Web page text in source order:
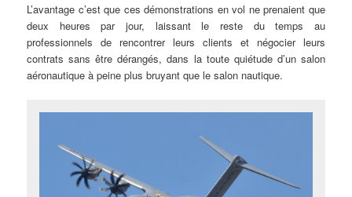
L’avantage c’est que ces démonstrations en vol ne prenaient que
deux heures par jour, laissant le reste du temps au
professionnels de rencontrer leurs clients et négocier leurs
contrats sans être dérangés, dans la toute quiétude d’un salon
aéronautique à peine plus bruyant que le salon nautique.